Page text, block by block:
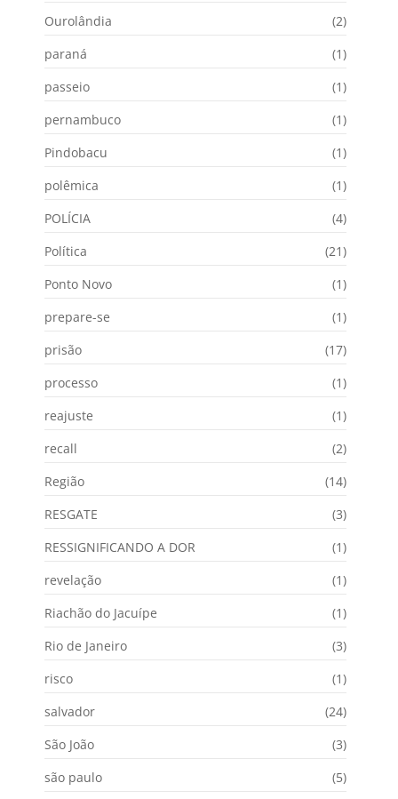
Ourolândia
(2)
paraná
(1)
passeio
(1)
pernambuco
(1)
Pindobacu
(1)
polêmica
(1)
POLÍCIA
(4)
Política
(21)
Ponto Novo
(1)
prepare-se
(1)
prisão
(17)
processo
(1)
reajuste
(1)
recall
(2)
Região
(14)
RESGATE
(3)
RESSIGNIFICANDO A DOR
(1)
revelação
(1)
Riachão do Jacuípe
(1)
Rio de Janeiro
(3)
risco
(1)
salvador
(24)
São João
(3)
são paulo
(5)